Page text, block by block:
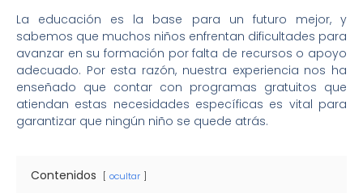
La educación es la base para un futuro mejor, y
sabemos que muchos niños enfrentan dificultades para
avanzar en su formación por falta de recursos o apoyo
adecuado. Por esta razón, nuestra experiencia nos ha
enseñado que contar con programas gratuitos que
atiendan estas necesidades específicas es vital para
garantizar que ningún niño se quede atrás.
Contenidos ocultar